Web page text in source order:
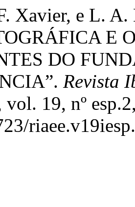
Xavier, e L.
E
DO
Revista
vol. 19, nº